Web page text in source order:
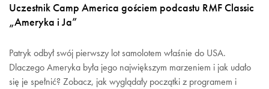
Uczestnik Camp America gościem podcastu RMF Classic
„Ameryka i Ja”
Patryk odbył swój pierwszy lot samolotem właśnie do USA.
Dlaczego Ameryka była jego największym marzeniem i jak udało
się je spełnić? Zobacz, jak wyglądały początki z programem i